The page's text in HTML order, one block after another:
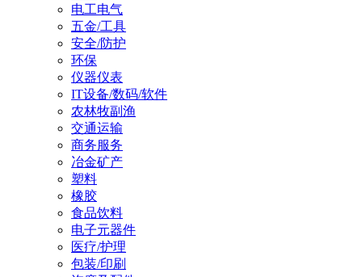
电工电气
五金/工具
安全/防护
环保
仪器仪表
IT设备/数码/软件
农林牧副渔
交通运输
商务服务
冶金矿产
塑料
橡胶
食品饮料
电子元器件
医疗/护理
包装/印刷